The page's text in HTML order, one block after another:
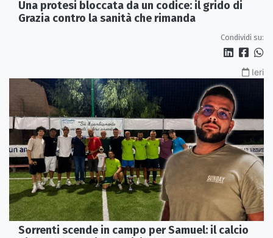
Una protesi bloccata da un codice: il grido di
Grazia contro la sanità che rimanda
Condividi su:
Ieri
Sorrenti scende in campo per Samuel: il calcio